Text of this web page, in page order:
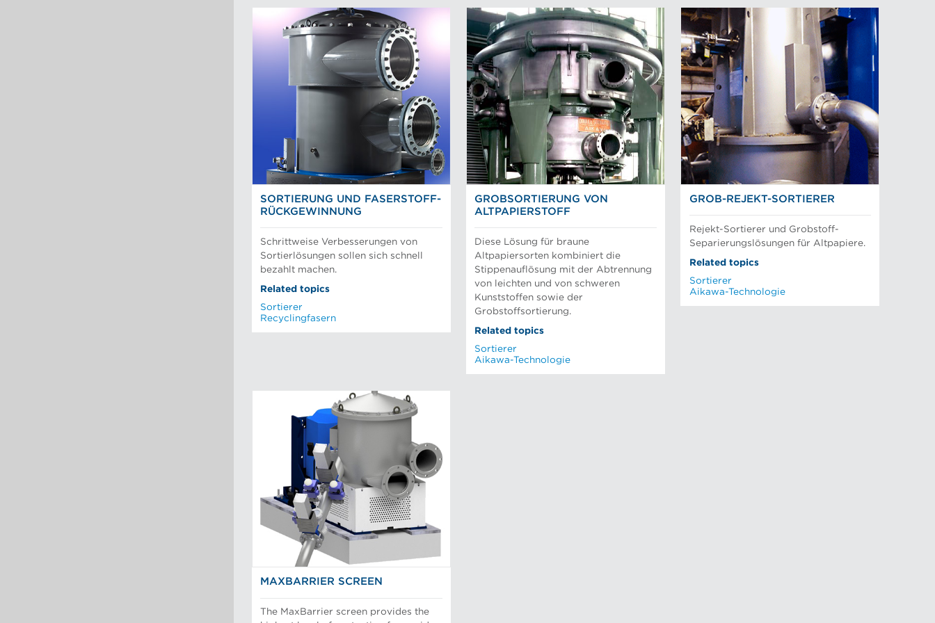
SORTIERUNG UND FASERSTOFF-
RÜCKGEWINNUNG
Schrittweise Verbesserungen von
Sortierlösungen sollen sich schnell
bezahlt machen.
Related topics
Sortierer
Recyclingfasern
GROBSORTIERUNG VON
ALTPAPIERSTOFF
Diese Lösung für braune
Altpapiersorten kombiniert die
Stippenauflösung mit der Abtrennung
von leichten und von schweren
Kunststoffen sowie der
Grobstoffsortierung.
Related topics
Sortierer
Aikawa-Technologie
GROB-REJEKT-SORTIERER
Rejekt-Sortierer und Grobstoff-
Separierungslösungen für Altpapiere.
Related topics
Sortierer
Aikawa-Technologie
MAXBARRIER SCREEN
The MaxBarrier screen provides the